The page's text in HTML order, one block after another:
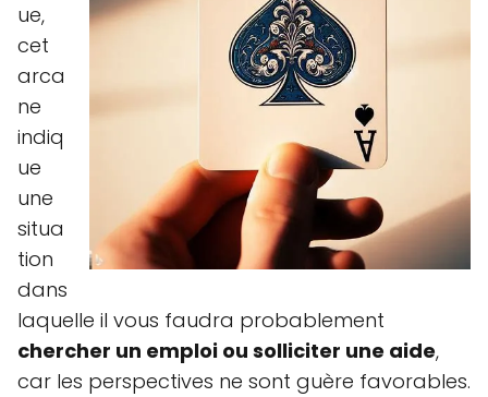
ue,
cet
arca
ne
indiq
ue
une
situa
tion
dans
laquelle il vous faudra probablement
chercher un emploi ou solliciter une aide,
car les perspectives ne sont guère favorables.